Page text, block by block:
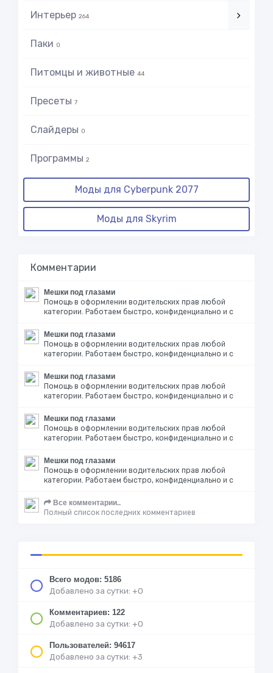
Интерьер 264
Паки 0
Питомцы и животные 44
Пресеты 7
Слайдеры 0
Программы 2
Моды для Cyberpunk 2077
Моды для Skyrim
Комментарии
Мешки под глазами
Помощь в оформлении водительских прав любой
категории. Работаем быстро, конфиденциально и с
Мешки под глазами
Помощь в оформлении водительских прав любой
категории. Работаем быстро, конфиденциально и с
Мешки под глазами
Помощь в оформлении водительских прав любой
категории. Работаем быстро, конфиденциально и с
Мешки под глазами
Помощь в оформлении водительских прав любой
категории. Работаем быстро, конфиденциально и с
Мешки под глазами
Помощь в оформлении водительских прав любой
категории. Работаем быстро, конфиденциально и с
Все комментарии..
Полный список последних комментариев
Всего модов: 5186
Добавлено за сутки: +0
Комментариев: 122
Добавлено за сутки: +0
Пользователей: 94617
Добавлено за сутки: +3